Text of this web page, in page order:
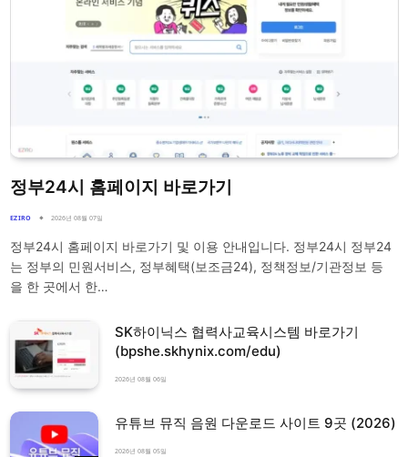
정부24시 홈페이지 바로가기
EZIRO 2026년 08월 07일
정부24시 홈페이지 바로가기 및 이용 안내입니다. 정부24시 정부24
는 정부의 민원서비스, 정부혜택(보조금24), 정책정보/기관정보 등
을 한 곳에서 한…
SK하이닉스 협력사교육시스템 바로가기
(bpshe.skhynix.com/edu)
2026년 08월 06일
유튜브 뮤직 음원 다운로드 사이트 9곳 (2026)
2026년 08월 05일